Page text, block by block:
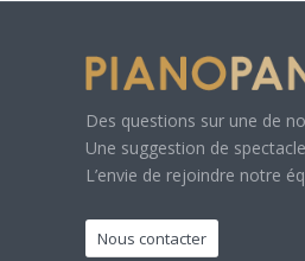
Des questions sur une de
Une suggestion de
L’envie de rejoindre notre
Nous contacter